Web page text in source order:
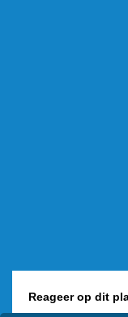
Reageer op dit